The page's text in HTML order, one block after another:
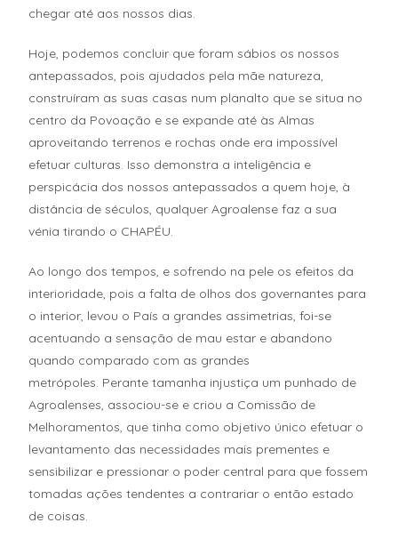
chegar até aos nossos dias.
Hoje, podemos concluir que foram sábios os nossos
antepassados, pois ajudados pela mãe natureza,
construíram as suas casas num planalto que se situa no
centro da Povoação e se expande até às Almas
aproveitando terrenos e rochas onde era impossível
efetuar culturas. Isso demonstra a inteligência e
perspicácia dos nossos antepassados a quem hoje, à
distância de séculos, qualquer Agroalense faz a sua
vénia tirando o CHAPÉU.
Ao longo dos tempos, e sofrendo na pele os efeitos da
interioridade, pois a falta de olhos dos governantes para
o interior, levou o País a grandes assimetrias, foi-se
acentuando a sensação de mau estar e abandono
quando comparado com as grandes
metrópoles. Perante tamanha injustiça um punhado de
Agroalenses, associou-se e criou a Comissão de
Melhoramentos, que tinha como objetivo único efetuar o
levantamento das necessidades mais prementes e
sensibilizar e pressionar o poder central para que fossem
tomadas ações tendentes a contrariar o então estado
de coisas.